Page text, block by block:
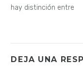
hay distinción entre
DEJA UNA